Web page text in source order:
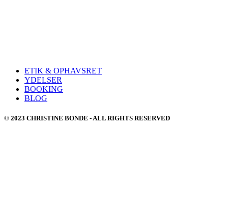
ETIK & OPHAVSRET
YDELSER
BOOKING
BLOG
© 2023 CHRISTINE BONDE - ALL RIGHTS RESERVED